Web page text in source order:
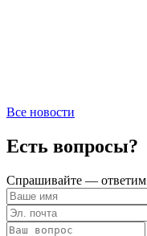
Все новости
Есть вопросы?
Спрашивайте — ответим